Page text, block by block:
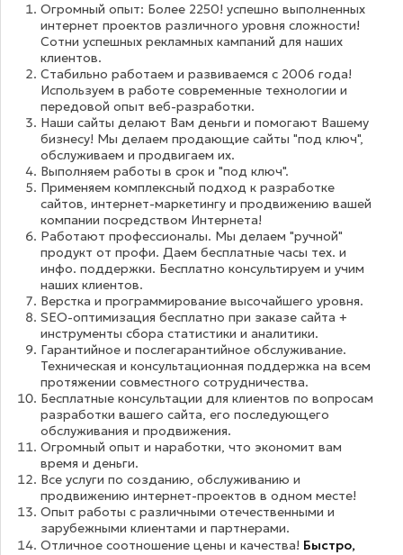
Огромный опыт: Более 2250! успешно выполненных
интернет проектов различного уровня сложности!
Сотни успешных рекламных кампаний для наших
клиентов.
Стабильно работаем и развиваемся с 2006 года!
Используем в работе современные технологии и
передовой опыт веб-разработки.
Наши сайты делают Вам деньги и помогают Вашему
бизнесу! Мы делаем продающие сайты "под ключ",
обслуживаем и продвигаем их.
Выполняем работы в срок и "под ключ".
Применяем комплексный подход к разработке
сайтов, интернет-маркетингу и продвижению вашей
компании посредством Интернета!
Работают профессионалы. Мы делаем "ручной"
продукт от профи. Даем бесплатные часы тех. и
инфо. поддержки. Бесплатно консультируем и учим
наших клиентов.
Верстка и программирование высочайшего уровня.
SEO-оптимизация бесплатно при заказе сайта +
инструменты сбора статистики и аналитики.
Гарантийное и послегарантийное обслуживание.
Техническая и консультационная поддержка на всем
протяжении совместного сотрудничества.
Бесплатные консультации для клиентов по вопросам
разработки вашего сайта, его последующего
обслуживания и продвижения.
Огромный опыт и наработки, что экономит вам
время и деньги.
Все услуги по созданию, обслуживанию и
продвижению интернет-проектов в одном месте!
Опыт работы с различными отечественными и
зарубежными клиентами и партнерами.
Отличное соотношение цены и качества! Быстро,